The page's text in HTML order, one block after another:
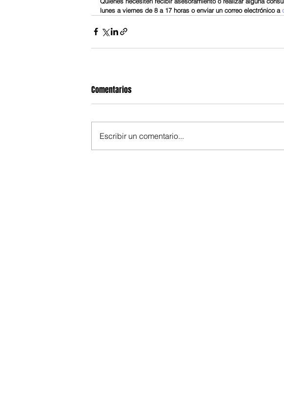
lunes a viernes de 8 a 17 horas o enviar un correo electrónico a
Comentarios
Escribir un comentario...